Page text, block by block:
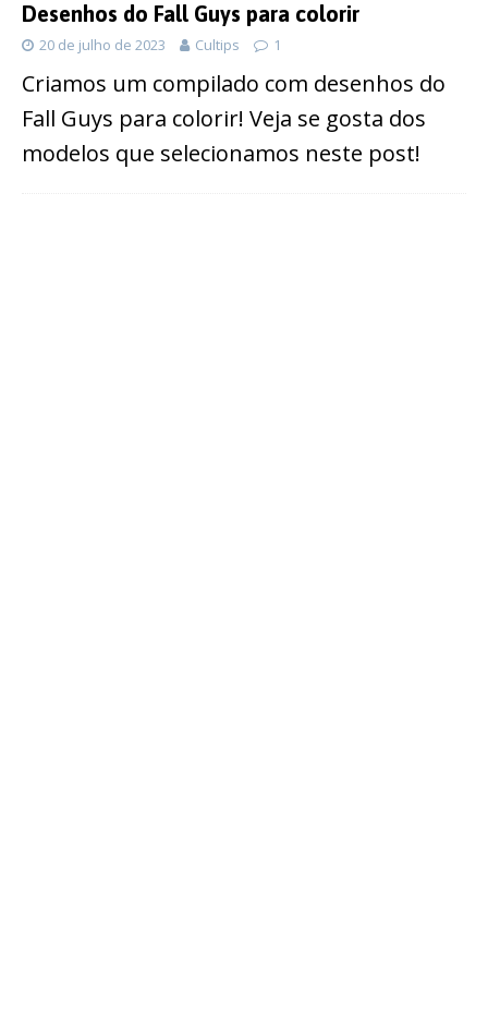
Desenhos do Fall Guys para colorir
20 de julho de 2023 Cultips 1
Criamos um compilado com desenhos do
Fall Guys para colorir! Veja se gosta dos
modelos que selecionamos neste post!